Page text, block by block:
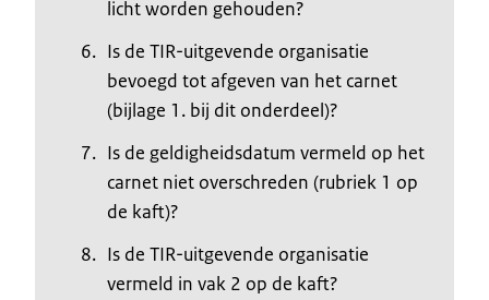
licht worden gehouden?
Is de TIR-uitgevende organisatie
bevoegd tot afgeven van het carnet
(bijlage 1. bij dit onderdeel)?
Is de geldigheidsdatum vermeld op het
carnet niet overschreden (rubriek 1 op
de kaft)?
Is de TIR-uitgevende organisatie
vermeld in vak 2 op de kaft?